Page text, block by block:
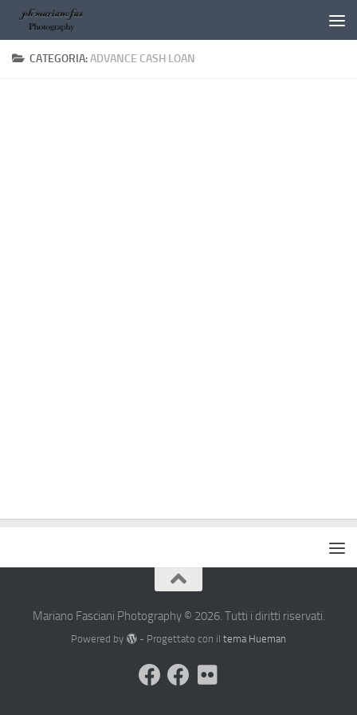
Salta al contenuto
CATEGORIA:ADVANCE CASH LOAN
Mariano Fasciani Photography © 2026. Tutti i diritti riservati.
Powered by - Progettato con il tema Hueman